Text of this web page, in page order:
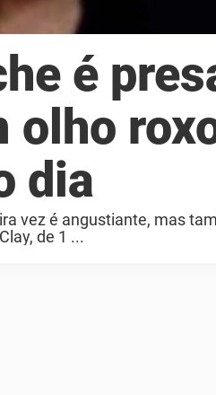
é
olho
dia
vez é angustiante, mas
de 1 ...